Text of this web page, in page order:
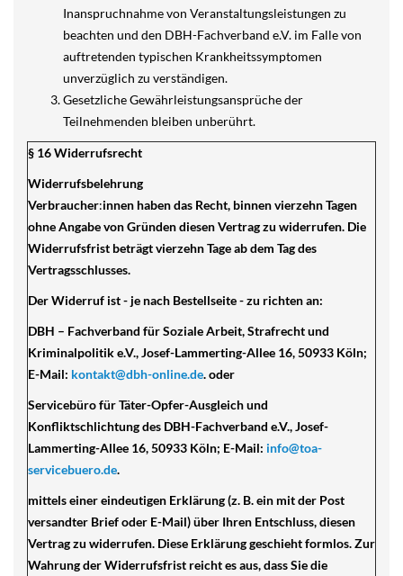
Inanspruchnahme von Veranstaltungsleistungen zu
beachten und den DBH-Fachverband e.V. im Falle von
auftretenden typischen Krankheitssymptomen
unverzüglich zu verständigen.
Gesetzliche Gewährleistungsansprüche der
Teilnehmenden bleiben unberührt.
§ 16 Widerrufsrecht
Widerrufsbelehrung
Verbraucher:innen haben das Recht, binnen vierzehn Tagen
ohne Angabe von Gründen diesen Vertrag zu widerrufen. Die
Widerrufsfrist beträgt vierzehn Tage ab dem Tag des
Vertragsschlusses.
Der Widerruf ist - je nach Bestellseite - zu richten an:
DBH – Fachverband für Soziale Arbeit, Strafrecht und
Kriminalpolitik e.V., Josef-Lammerting-Allee 16, 50933 Köln;
E-Mail: kontakt@dbh-online.de. oder
Servicebüro für Täter-Opfer-Ausgleich und
Konfliktschlichtung des DBH-Fachverband e.V., Josef-
Lammerting-Allee 16, 50933 Köln; E-Mail: info@toa-
servicebuero.de.
mittels einer eindeutigen Erklärung (z. B. ein mit der Post
versandter Brief oder E-Mail) über Ihren Entschluss, diesen
Vertrag zu widerrufen. Diese Erklärung geschieht formlos. Zur
Wahrung der Widerrufsfrist reicht es aus, dass Sie die